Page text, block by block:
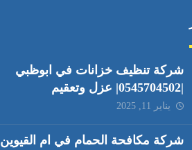
شركة تنظيف خزانات في ابوظبي
|0545704502| عزل وتعقيم
يناير 11, 2025
شركة مكافحة الحمام في ام القيوين